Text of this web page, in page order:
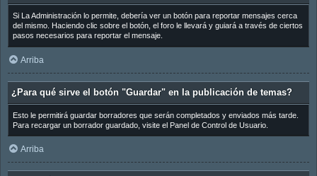
Si La Administración lo permite, debería ver un botón para reportar mensajes cerca
del mismo. Haciendo clic sobre el botón, el foro le llevará y guiará a través de ciertos
pasos necesarios para reportar el mensaje.
Arriba
¿Para qué sirve el botón "Guardar" en la publicación de temas?
Esto le permitirá guardar borradores que serán completados y enviados más tarde.
Para recargar un borrador guardado, visite el Panel de Control de Usuario.
Arriba